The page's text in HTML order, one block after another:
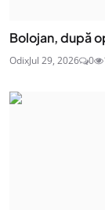
Bolojan, după
OdixJul 29, 2026 0